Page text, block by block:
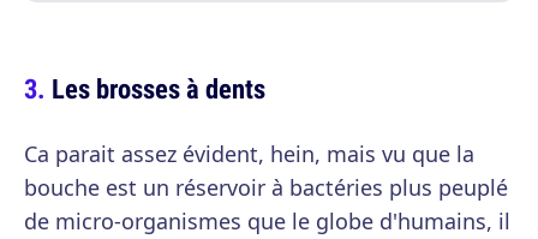
Les brosses à dents
Ca parait assez évident, hein, mais vu que la
bouche est un réservoir à bactéries plus peuplé
de micro-organismes que le globe d'humains, il